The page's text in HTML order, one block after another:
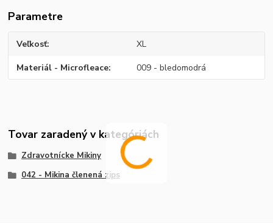
Parametre
Veľkosť XL
Materiál - Microfleace 009 - bledomodrá
Tovar zaradený v kategóriách
Zdravotnícke Mikiny
042 - Mikina členená zips